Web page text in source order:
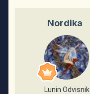
Nordika
Lunin Odvisnik